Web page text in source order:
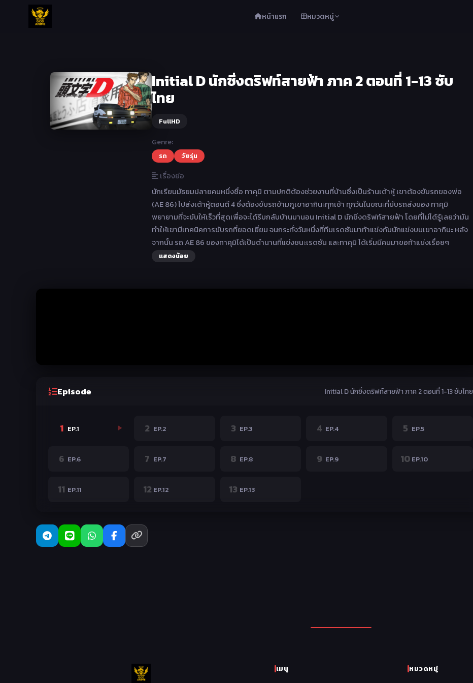
หน้าแรก หมวดหมู่
Initial D นักซิ่งดริฟท์สายฟ้า ภาค 2 ตอนที่ 1-13 ซับ
ไทย
FullHD
Genre:
รถ วัยรุ่น
เรื่องย่อ
นักเรียนมัธยมปลายคนหนึ่งชื่อ ทาคุมิ ตามปกติต้องช่วยงานที่บ้านซึ่งเป็นร้านเต้าหู้ เขาต้องขับรถของพ่อ
(AE 86) ไปส่งเต้าหู้ตอนตี 4 ซึ่งต้องขับรถข้ามภูเขาอากินะทุกเช้า ทุกวันในขณะที่ขับรถส่งของ ทาคุมิ
พยายามที่จะขับให้เร็วที่สุดเพื่อจะได้รีบกลับบ้านมานอน Initial D นักซิ่งดริฟท์สายฟ้า โดยที่ไม่ได้รู้เลยว่ามัน
ทำให้เขามีเทคนิคการขับรถที่ยอดเยี่ยม จนกระทั่งวันหนึ่งที่ทีมเรดซันมาท้าแข่งกับนักแข่งบนเขาอากินะ หลัง
จากนั้น รถ AE 86 ของทาคุมิได้เป็นตำนานที่แข่งชนะเรดซัน และทาคุมิ ได้เริ่มมีคนมาขอท้าแข่งเรื่อยๆ
แสดงน้อย
Episode Initial D นักซิ่งดริฟท์สายฟ้า ภาค 2 ตอนที่ 1-13 ซับไทย
1 EP.1 2 EP.2 3 EP.3 4 EP.4 5 EP.5
6 EP.6 7 EP.7 8 EP.8 9 EP.9 10 EP.10
11 EP.11 12 EP.12 13 EP.13
เมนู หมวดหมู่